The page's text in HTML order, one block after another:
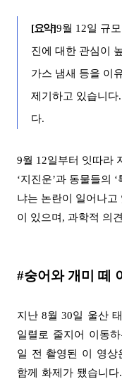
[요약]9월 12일 규
진에 대한 관심이
가스 냄새 등을 이
제기하고 있습니다.
다.
9월 12일부터 잇따라
‘지진운’과 동물들의 ‘
냐는 논란이 일어나고
이 있으며 , 과학적 의
#숭어와 개미 떼
지난8월30일 울산
일렬로 줄지어 이동
일 전 촬영된 이 영상
함께 화제가 됐습니다